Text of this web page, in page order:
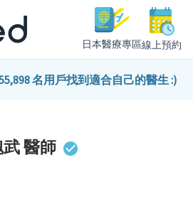
日本醫療專區線上預約
名用戶找到適合自己的醫生 :)
醫師